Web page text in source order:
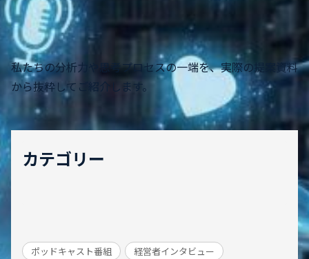
私たちの分析力や思考プロセスの一端を、実際の提案資料
から抜粋してご紹介します。
カテゴリー
ポッドキャスト番組
経営者インタビュー